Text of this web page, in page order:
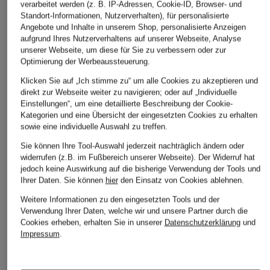
reusch
Skihandschuhe SVEN
GORE-TEX
CHF 60
reusch
Skihandschuhe
MODUS R-TEX© XT
CHF 85
HESTRA
Multisport-
Handschuhe mit
Touchscreen-
Weitere Kategorien
Abendkleider
Kleider
verarbeitet werden (z. B. IP-Adressen, Cookie-ID, Browser- und
Standort-Informationen, Nutzerverhalten), für personalisierte
Angebote und Inhalte in unserem Shop, personalisierte Anzeigen
aufgrund Ihres Nutzerverhaltens auf unserer Webseite, Analyse
unserer Webseite, um diese für Sie zu verbessern oder zur
Optimierung der Werbeaussteuerung.
Klicken Sie auf „Ich stimme zu“ um alle Cookies zu akzeptieren und
direkt zur Webseite weiter zu navigieren; oder auf „Individuelle
Einstellungen“, um eine detaillierte Beschreibung der Cookie-
Kategorien und eine Übersicht der eingesetzten Cookies zu erhalten
sowie eine individuelle Auswahl zu treffen.
Sie können Ihre Tool-Auswahl jederzeit nachträglich ändern oder
widerrufen (z.B. im Fußbereich unserer Webseite). Der Widerruf hat
jedoch keine Auswirkung auf die bisherige Verwendung der Tools und
Ihrer Daten. Sie können hierden Einsatz von Cookies ablehnen.
Weitere Informationen zu den eingesetzten Tools und der
Verwendung Ihrer Daten, welche wir und unsere Partner durch die
Cookies erheben, erhalten Sie in unserer Datenschutzerklärungund
Impressum.